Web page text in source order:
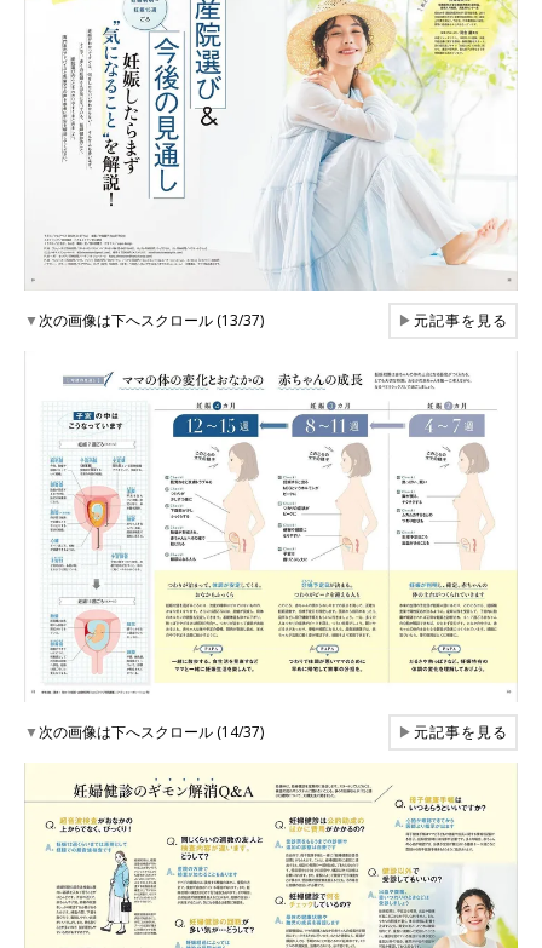
▼次の画像は下へスクロール (13/37) ▶元記事を見る
▼次の画像は下へスクロール (14/37) ▶元記事を見る